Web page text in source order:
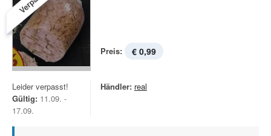
Preis: € 0,99
Leider verpasst!
Gültig: 11.09. -
17.09.
Händler: real